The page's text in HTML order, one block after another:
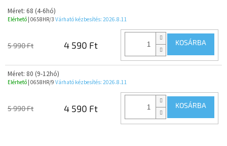
Méret: 68 (4-6hó)
Elérhető | 0658HR/3 Várható kézbesítés: 2026.8.11
5 990 Ft 4 590 Ft KOSÁRBA
Méret: 80 (9-12hó)
Elérhető | 0658HR/9 Várható kézbesítés: 2026.8.11
5 990 Ft 4 590 Ft KOSÁRBA